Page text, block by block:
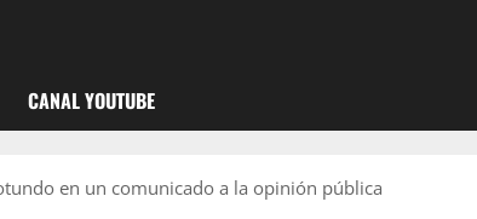
CANAL YOUTUBE
en un comunicado a la opinión pública